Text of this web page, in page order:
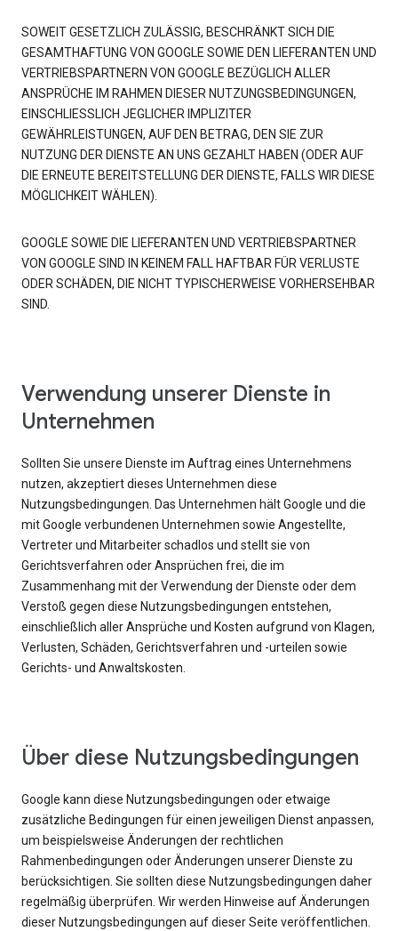
SOWEIT GESETZLICH ZULÄSSIG, BESCHRÄNKT SICH DIE
GESAMTHAFTUNG VON GOOGLE SOWIE DEN LIEFERANTEN UND
VERTRIEBSPARTNERN VON GOOGLE BEZÜGLICH ALLER
ANSPRÜCHE IM RAHMEN DIESER NUTZUNGSBEDINGUNGEN,
EINSCHLIESSLICH JEGLICHER IMPLIZITER
GEWÄHRLEISTUNGEN, AUF DEN BETRAG, DEN SIE ZUR
NUTZUNG DER DIENSTE AN UNS GEZAHLT HABEN (ODER AUF
DIE ERNEUTE BEREITSTELLUNG DER DIENSTE, FALLS WIR DIESE
MÖGLICHKEIT WÄHLEN).
GOOGLE SOWIE DIE LIEFERANTEN UND VERTRIEBSPARTNER
VON GOOGLE SIND IN KEINEM FALL HAFTBAR FÜR VERLUSTE
ODER SCHÄDEN, DIE NICHT TYPISCHERWEISE VORHERSEHBAR
SIND.
Verwendung unserer Dienste in
Unternehmen
Sollten Sie unsere Dienste im Auftrag eines Unternehmens
nutzen, akzeptiert dieses Unternehmen diese
Nutzungsbedingungen. Das Unternehmen hält Google und die
mit Google verbundenen Unternehmen sowie Angestellte,
Vertreter und Mitarbeiter schadlos und stellt sie von
Gerichtsverfahren oder Ansprüchen frei, die im
Zusammenhang mit der Verwendung der Dienste oder dem
Verstoß gegen diese Nutzungsbedingungen entstehen,
einschließlich aller Ansprüche und Kosten aufgrund von Klagen,
Verlusten, Schäden, Gerichtsverfahren und -urteilen sowie
Gerichts- und Anwaltskosten.
Über diese Nutzungsbedingungen
Google kann diese Nutzungsbedingungen oder etwaige
zusätzliche Bedingungen für einen jeweiligen Dienst anpassen,
um beispielsweise Änderungen der rechtlichen
Rahmenbedingungen oder Änderungen unserer Dienste zu
berücksichtigen. Sie sollten diese Nutzungsbedingungen daher
regelmäßig überprüfen. Wir werden Hinweise auf Änderungen
dieser Nutzungsbedingungen auf dieser Seite veröffentlichen.